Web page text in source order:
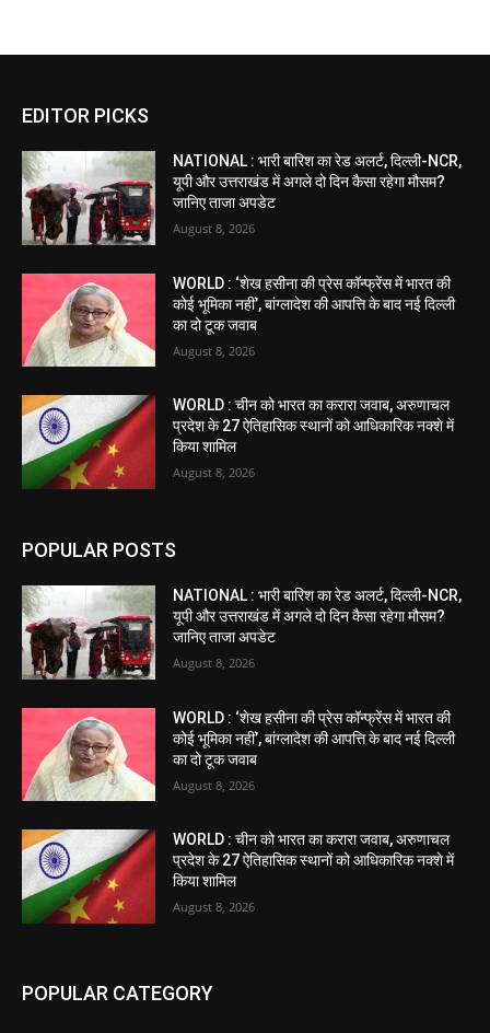
EDITOR PICKS
NATIONAL : भारी बारिश का रेड अलर्ट, दिल्ली-NCR,
यूपी और उत्तराखंड में अगले दो दिन कैसा रहेगा मौसम?
जानिए ताजा अपडेट
August 8, 2026
WORLD : ‘शेख हसीना की प्रेस कॉन्फ्रेंस में भारत की
कोई भूमिका नहीं’, बांग्लादेश की आपत्ति के बाद नई दिल्ली
का दो टूक जवाब
August 8, 2026
WORLD : चीन को भारत का करारा जवाब, अरुणाचल
प्रदेश के 27 ऐतिहासिक स्थानों को आधिकारिक नक्शे में
किया शामिल
August 8, 2026
POPULAR POSTS
NATIONAL : भारी बारिश का रेड अलर्ट, दिल्ली-NCR,
यूपी और उत्तराखंड में अगले दो दिन कैसा रहेगा मौसम?
जानिए ताजा अपडेट
August 8, 2026
WORLD : ‘शेख हसीना की प्रेस कॉन्फ्रेंस में भारत की
कोई भूमिका नहीं’, बांग्लादेश की आपत्ति के बाद नई दिल्ली
का दो टूक जवाब
August 8, 2026
WORLD : चीन को भारत का करारा जवाब, अरुणाचल
प्रदेश के 27 ऐतिहासिक स्थानों को आधिकारिक नक्शे में
किया शामिल
August 8, 2026
POPULAR CATEGORY